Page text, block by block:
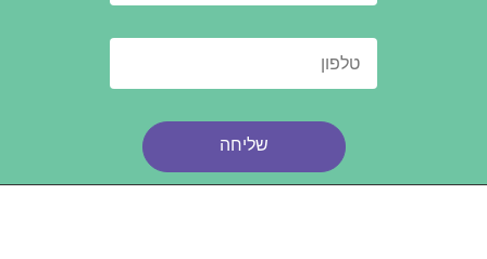
שליחה